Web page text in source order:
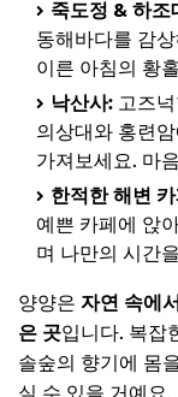
죽도정 & 하조
동해바다를 감
이른 아침의 황
낙산사: 고즈
의상대와 홍련
가져보세요. 마
한적한 해변
예쁜 카페에 앉
며 나만의 시간
양양은 자연 속에
은 곳입니다. 복잡
솔숲의 향기에 몸
실 수 있을 거예요.